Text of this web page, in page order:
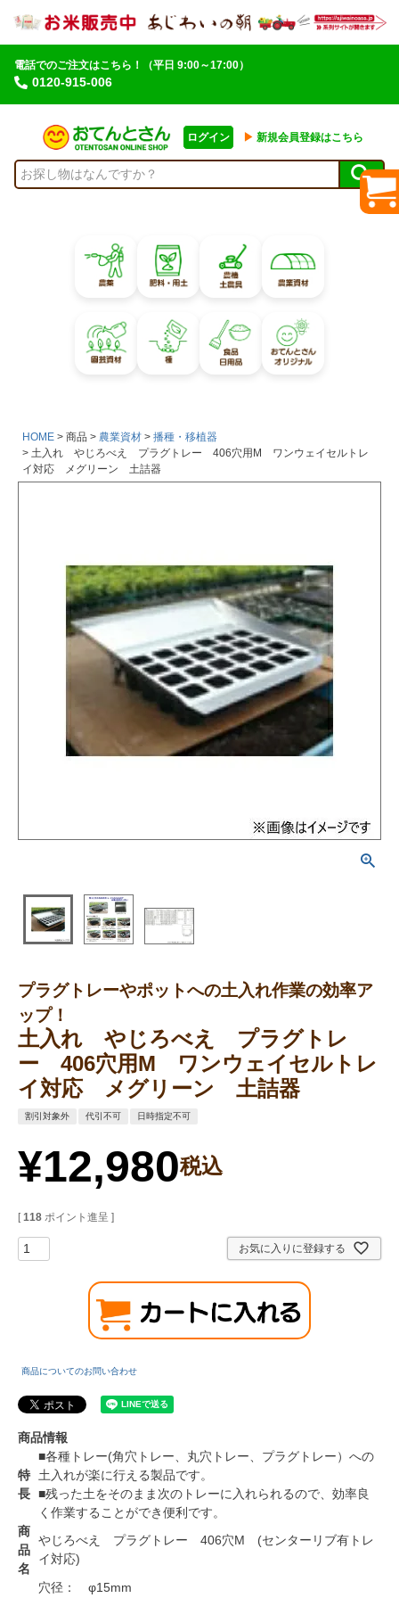
電話でのご注文はこちら！
0120-915-006
（平日 9:00～17:00）
ログイン ▶︎ 新規会員登録はこちら
HOME 商品 農業資材
播種・移植器
土入れ やじろべえ プラグトレー 406穴用M ワンウェイセルトレ
イ対応 メグリーン 土詰器
プラグトレーやポットへの土入れ作業の効率ア
ップ！
土入れ やじろべえ プラグトレ
ー 406穴用M ワンウェイセルトレ
イ対応 メグリーン 土詰器
割引対象外 代引不可 日時指定不可
¥12,980税込
[ 118 ポイント進呈 ]
お気に入りに登録する
商品についてのお問い合わせ
商品情報
特
長
■各種トレー(角穴トレー、丸穴トレー、プラグトレー）への
土入れが楽に行える製品です。
■残った土をそのまま次のトレーに入れられるので、効率良
く作業することができ便利です。
商
品
名
やじろべえ プラグトレー 406穴M (センターリブ有トレ
イ対応)
穴径： φ15mm